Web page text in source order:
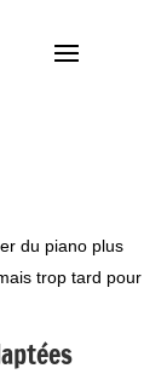
du piano plus
trop tard pour